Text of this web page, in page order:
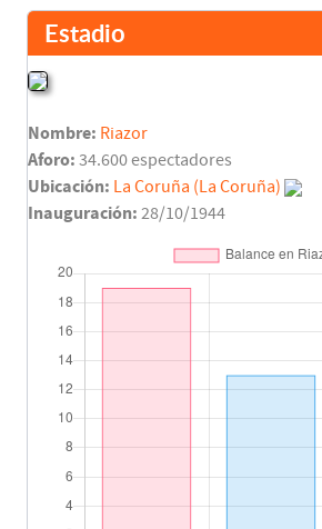
Estadio
Nombre: Riazor
Aforo: 34.600 espectadores
Ubicación: La Coruña (La Coruña)
Inauguración: 28/10/1944